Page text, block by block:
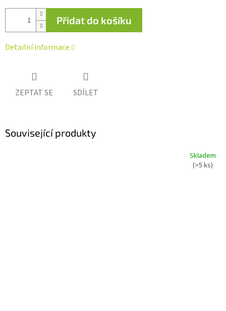
Přidat do košíku
Detailní informace
ZEPTAT SE SDÍLET
Související produkty
Skladem
(>5 ks)